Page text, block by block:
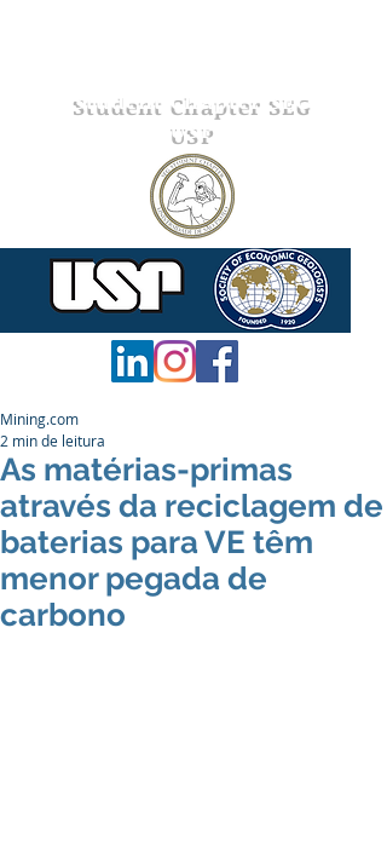
Student Chapter SEG
USP
As matérias-primas
através da reciclagem de
baterias para VE têm
menor pegada de
carbono
Mining.com
2 min de leitura